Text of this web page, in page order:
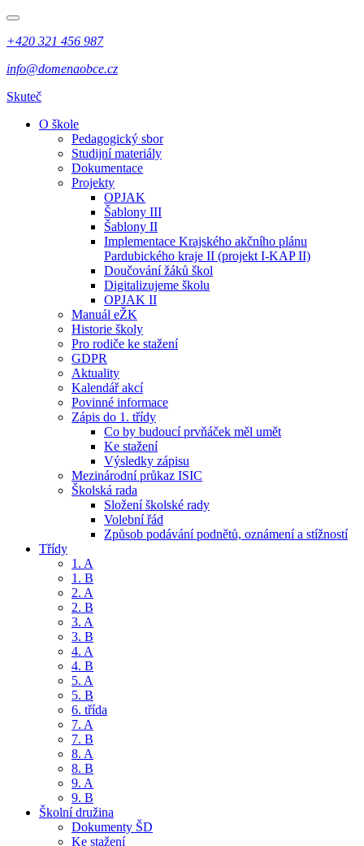
+420 321 456 987
info@domenaobce.cz
Skuteč
O škole
Pedagogický sbor
Studijní materiály
Dokumentace
Projekty
OPJAK
Šablony III
Šablony II
Implementace Krajského akčního plánu
Pardubického kraje II (projekt I-KAP II)
Doučování žáků škol
Digitalizujeme školu
OPJAK II
Manuál eŽK
Historie školy
Pro rodiče ke stažení
GDPR
Aktuality
Kalendář akcí
Povinné informace
Zápis do 1. třídy
Co by budoucí prvňáček měl umět
Ke stažení
Výsledky zápisu
Mezinárodní průkaz ISIC
Školská rada
Složení školské rady
Volební řád
Způsob podávání podnětů, oznámení a stížností
Třídy
1. A
1. B
2. A
2. B
3. A
3. B
4. A
4. B
5. A
5. B
6. třída
7. A
7. B
8. A
8. B
9. A
9. B
Školní družina
Dokumenty ŠD
Ke stažení